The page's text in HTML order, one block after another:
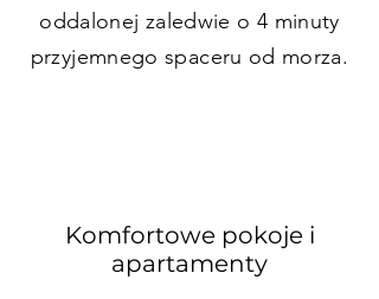
oddalonej zaledwie o 4 minuty
przyjemnego spaceru od morza.
Komfortowe pokoje i
apartamenty